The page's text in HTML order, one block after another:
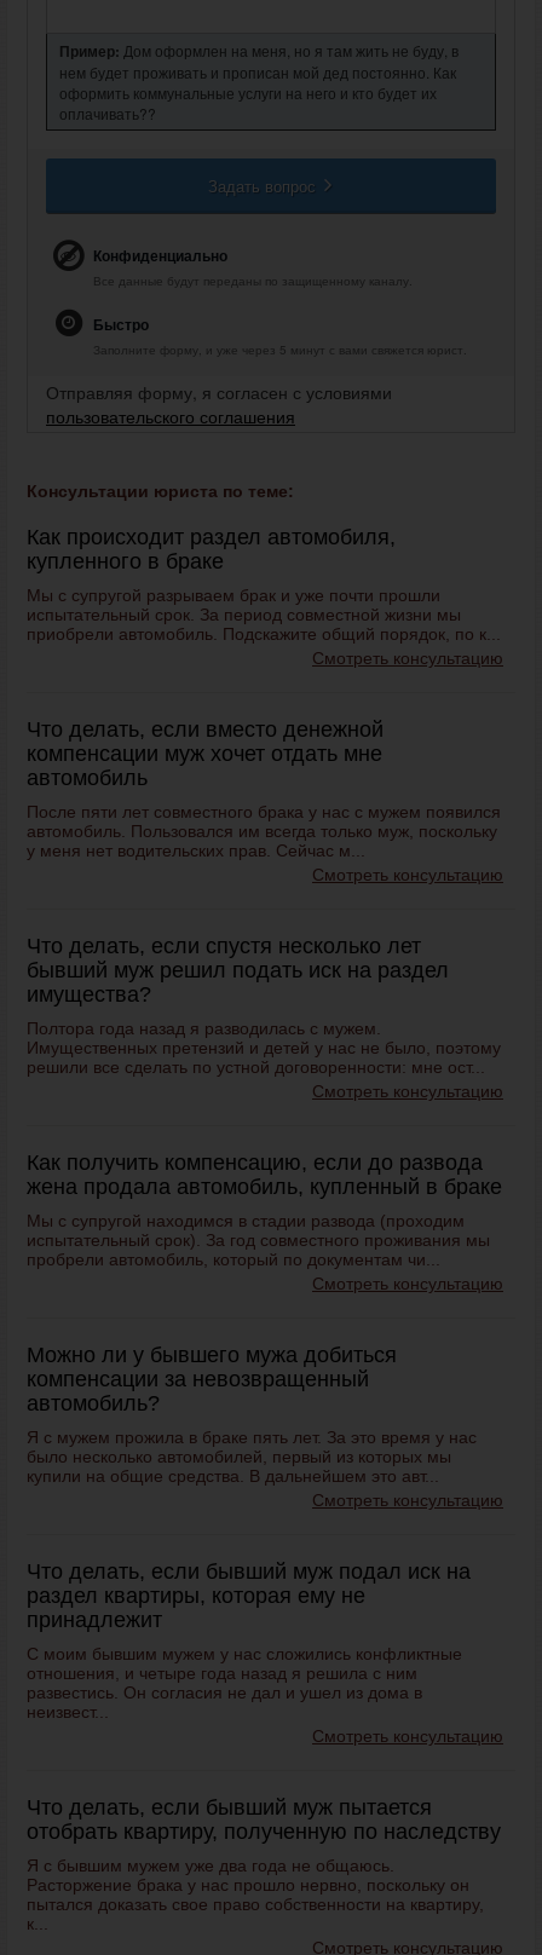
Пример: Дом оформлен на меня, но я там жить не буду, в
нем будет проживать и прописан мой дед постоянно. Как
оформить коммунальные услуги на него и кто будет их
оплачивать??
Задать вопрос
Конфиденциально
Все данные будут переданы по защищенному каналу.
Быстро
Заполните форму, и уже через 5 минут с вами свяжется юрист.
Отправляя форму, я согласен с условиями
пользовательского соглашения
Консультации юриста по теме:
Как происходит раздел автомобиля,
купленного в браке
Мы с супругой разрываем брак и уже почти прошли
испытательный срок. За период совместной жизни мы
приобрели автомобиль. Подскажите общий порядок, по к...
Смотреть консультацию
Что делать, если вместо денежной
компенсации муж хочет отдать мне
автомобиль
После пяти лет совместного брака у нас с мужем появился
автомобиль. Пользовался им всегда только муж, поскольку
у меня нет водительских прав. Сейчас м...
Смотреть консультацию
Что делать, если спустя несколько лет
бывший муж решил подать иск на раздел
имущества?
Полтора года назад я разводилась с мужем.
Имущественных претензий и детей у нас не было, поэтому
решили все сделать по устной договоренности: мне ост...
Смотреть консультацию
Как получить компенсацию, если до развода
жена продала автомобиль, купленный в браке
Мы с супругой находимся в стадии развода (проходим
испытательный срок). За год совместного проживания мы
пробрели автомобиль, который по документам чи...
Смотреть консультацию
Можно ли у бывшего мужа добиться
компенсации за невозвращенный
автомобиль?
Я с мужем прожила в браке пять лет. За это время у нас
было несколько автомобилей, первый из которых мы
купили на общие средства. В дальнейшем это авт...
Смотреть консультацию
Что делать, если бывший муж подал иск на
раздел квартиры, которая ему не
принадлежит
С моим бывшим мужем у нас сложились конфликтные
отношения, и четыре года назад я решила с ним
развестись. Он согласия не дал и ушел из дома в
неизвест...
Смотреть консультацию
Что делать, если бывший муж пытается
отобрать квартиру, полученную по наследству
Я с бывшим мужем уже два года не общаюсь.
Расторжение брака у нас прошло нервно, поскольку он
пытался доказать свое право собственности на квартиру,
к...
Смотреть консультацию